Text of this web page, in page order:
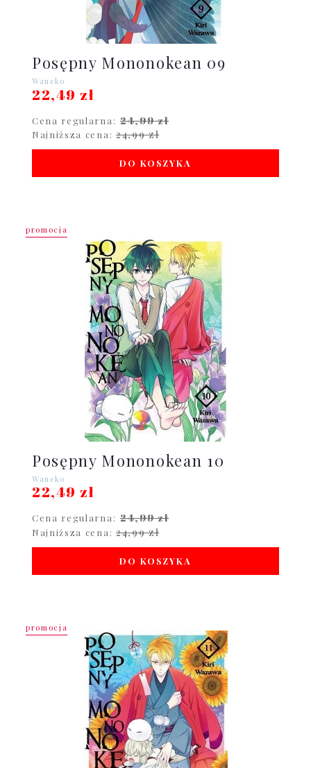
Posępny Mononokean 09
Waneko
22,49 zł
Cena regularna: 24,99 zł
Najniższa cena: 24,99 zł
DO KOSZYKA
Posępny Mononokean 10
Waneko
22,49 zł
Cena regularna: 24,99 zł
Najniższa cena: 24,99 zł
DO KOSZYKA
promocja
promocja